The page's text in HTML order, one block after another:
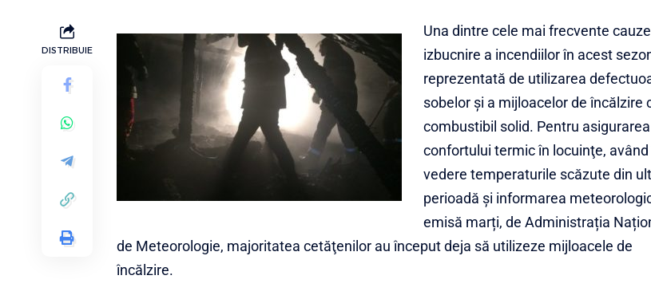
DISTRIBUIE
Una dintre cele mai frecvente
izbucnire a incendiilor în acest
reprezentată de utilizarea
sobelor şi a mijloacelor de încălzire
combustibil solid. Pentru asigurarea
confortului termic în locuinţe, având
vedere temperaturile scăzute din
perioadă și informarea
emisă marți, de Administrația
de Meteorologie, majoritatea cetăţenilor au început deja să utilizeze mijloacele de
încălzire.